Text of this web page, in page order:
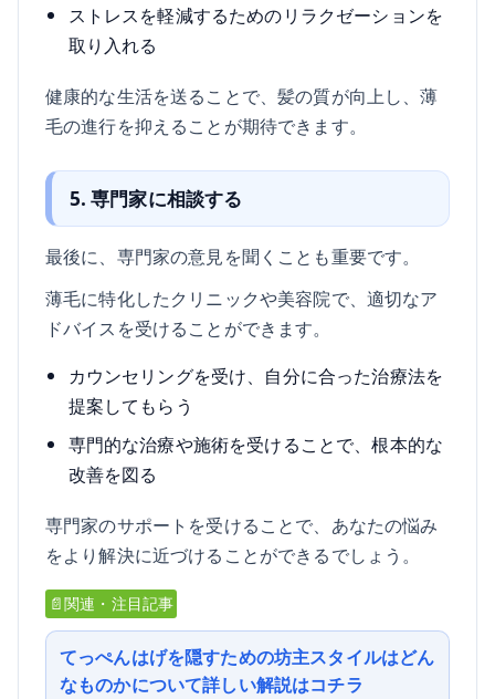
ストレスを軽減するためのリラクゼーションを
取り入れる
健康的な生活を送ることで、髪の質が向上し、薄
毛の進行を抑えることが期待できます。
5. 専門家に相談する
最後に、専門家の意見を聞くことも重要です。
薄毛に特化したクリニックや美容院で、適切なア
ドバイスを受けることができます。
カウンセリングを受け、自分に合った治療法を
提案してもらう
専門的な治療や施術を受けることで、根本的な
改善を図る
専門家のサポートを受けることで、あなたの悩み
をより解決に近づけることができるでしょう。
📄関連・注目記事
てっぺんはげを隠すための坊主スタイルはどん
なものかについて詳しい解説はコチラ